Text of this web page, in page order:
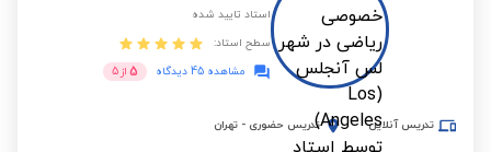
استاد تایید شده
سطح استاد:
مشاهده 45 دیدگاه
5 از 5
تدریس آنلاین تدریس حضوری - تهران